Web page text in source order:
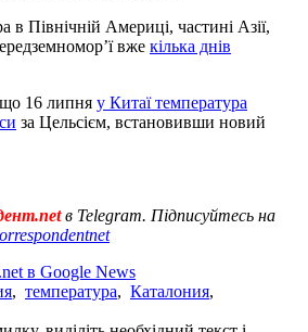
в Північній Америці, частині Азії,
вже кілька днів
16 липня у Китаї температура
за Цельсієм, встановивши новий
в Telegram. Підписуйтесь на
в Google News
, температура, Каталония,